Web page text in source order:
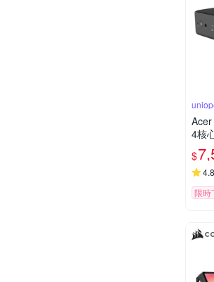
4核
$
4.8
限時